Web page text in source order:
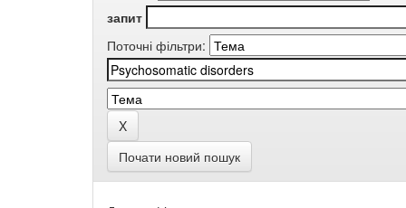
запит
Поточні фільтри:
Почати новий пошук